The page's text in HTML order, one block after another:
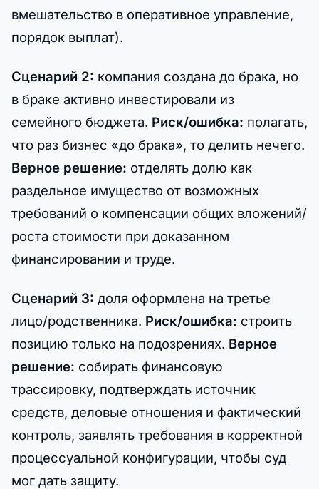
вмешательство в оперативное управление,
порядок выплат).
Сценарий 2: компания создана до брака, но
в браке активно инвестировали из
семейного бюджета. Риск/ошибка: полагать,
что раз бизнес «до брака», то делить нечего.
Верное решение: отделять долю как
раздельное имущество от возможных
требований о компенсации общих вложений/
роста стоимости при доказанном
финансировании и труде.
Сценарий 3: доля оформлена на третье
лицо/родственника. Риск/ошибка: строить
позицию только на подозрениях. Верное
решение: собирать финансовую
трассировку, подтверждать источник
средств, деловые отношения и фактический
контроль, заявлять требования в корректной
процессуальной конфигурации, чтобы суд
мог дать защиту.